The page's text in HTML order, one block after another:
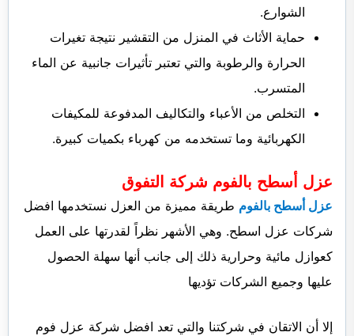
الشوارع.
حماية الأثاث في المنزل من التقشير نتيجة تغيرات
الحرارة والرطوبة والتي تعتبر تأثيرات جانبية عن الماء
المتسرب.
التخلص من الأعباء والتكاليف المدفوعة للمكيفات
الكهربائية وما تستخدمه من كهرباء بكميات كبيرة.
عزل أسطح بالفوم شركة التفوق
عزل أسطح بالفوم طريقة مميزة من العزل نستخدمها افضل
شركات عزل اسطح. وهي الأشهر نظراً لقدرتها على العمل
كعوازل مائية وحرارية ذلك إلى جانب أنها سهلة الحصول
عليها وجميع الشركات تؤديها
إلا أن الاتقان في شركتنا والتي تعد افضل شركة عزل فوم